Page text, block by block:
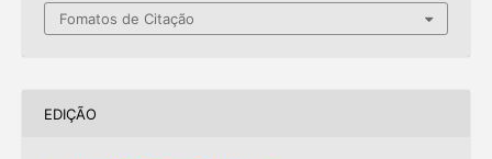
Fomatos de Citação
EDIÇÃO